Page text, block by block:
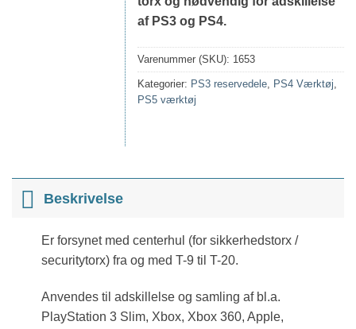
af PS3 og PS4.
Varenummer (SKU): 1653
Kategorier: PS3 reservedele, PS4 Værktøj,
PS5 værktøj
Beskrivelse
Er forsynet med centerhul (for sikkerhedstorx /
securitytorx) fra og med T-9 til T-20.
Anvendes til adskillelse og samling af bl.a.
PlayStation 3 Slim, Xbox, Xbox 360, Apple,